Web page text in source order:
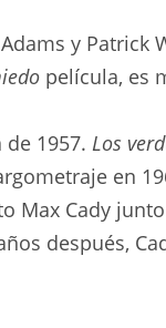
y Patrick
película, es
1957. Los
en
Max Cady
después,